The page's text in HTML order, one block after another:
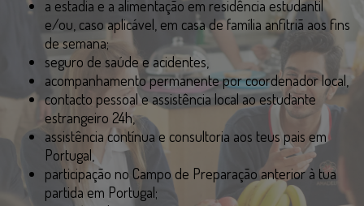
a estadia e a alimentação em residência estudantil
e/ou, caso aplicável, em casa de família anfitriã aos fins
de semana;
seguro de saúde e acidentes,
acompanhamento permanente por coordenador local,
contacto pessoal e assistência local ao estudante
estrangeiro 24h,
assistência contínua e consultoria aos teus pais em
Portugal,
participação no Campo de Preparação anterior à tua
partida em Portugal;